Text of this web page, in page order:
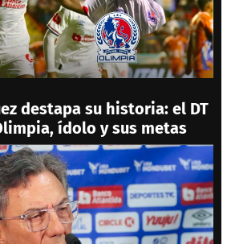
destapa su historia: el DT
ídolo y sus metas